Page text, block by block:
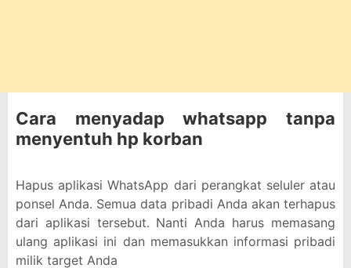
Cara menyadap whatsapp tanpa
menyentuh hp korban
Hapus aplikasi WhatsApp dari perangkat seluler atau
ponsel Anda. Semua data pribadi Anda akan terhapus
dari aplikasi tersebut. Nanti Anda harus memasang
ulang aplikasi ini dan memasukkan informasi pribadi
milik target Anda